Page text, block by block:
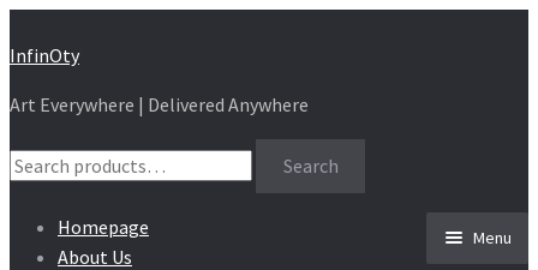
Skip
navigation
Skip
content
InfinOty
Art Everywhere | Delivered Anywhere
Search
for:
Search
Menu
Homepage
About Us